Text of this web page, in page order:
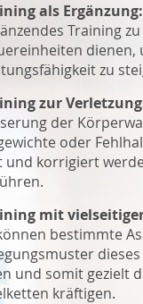
als Ergänzung:
Training
dienen,
zu
zur
der
oder
und korrigiert
mit
bestimmte
dieses
und somit gezielt
kräftigen.